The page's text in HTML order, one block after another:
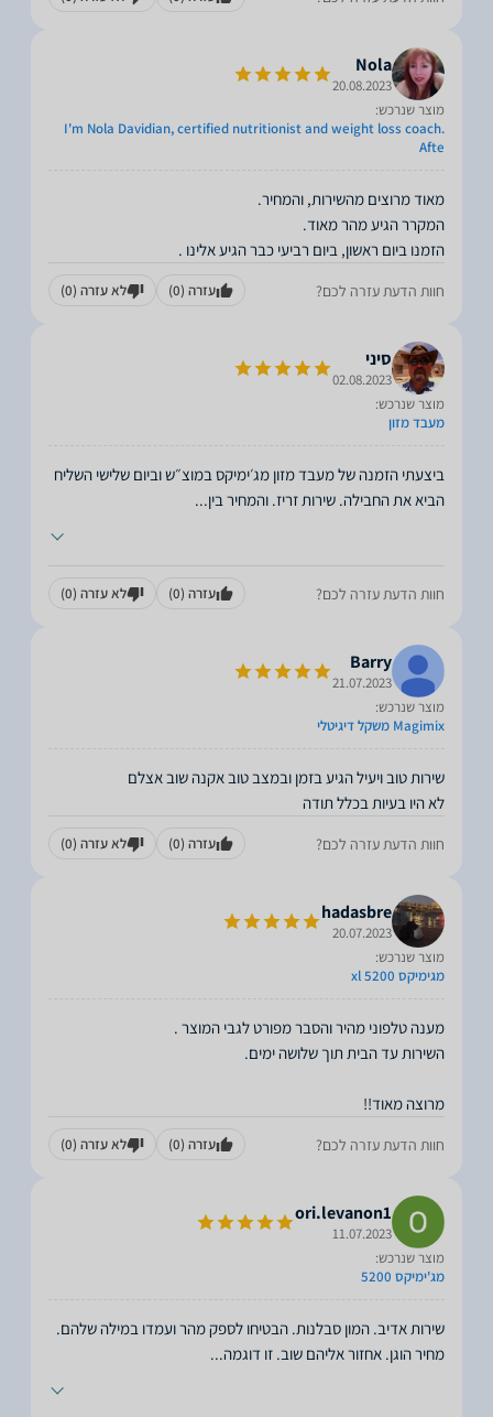
Nola
20.08.2023
מוצר שנרכש:
I'm Nola Davidian, certified nutritionist and weight loss coach.
Afte
הזמנו ביום ראשון, ביום רביעי כבר הגיע אלינו .
חוות הדעת עזרה לכם? עזרה (0) לא עזרה (0)
סיני
02.08.2023
מוצר שנרכש:
מעבד מזון
ביצעתי הזמנה של מעבד מזון מג׳ימיקס במוצ״ש וביום שלישי השליח
הביא את החבילה. שירות זריז. והמחיר בין...
חוות הדעת עזרה לכם? עזרה (0) לא עזרה (0)
Barry
21.07.2023
מוצר שנרכש:
Magimix משקל דיגיטלי
לא היו בעיות בכלל תודה
חוות הדעת עזרה לכם? עזרה (0) לא עזרה (0)
hadasbre
20.07.2023
מוצר שנרכש:
מגימיקס 5200 xl
מרוצה מאוד!!
חוות הדעת עזרה לכם? עזרה (0) לא עזרה (0)
ori.levanon1
11.07.2023
מוצר שנרכש:
מג'ימיקס 5200
שירות אדיב. המון סבלנות. הבטיחו לספק מהר ועמדו במילה שלהם.
מחיר הוגן. אחזור אליהם שוב. זו דוגמה...